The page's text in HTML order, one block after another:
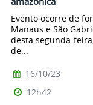
Evento ocorre de
Manaus e São
desta segunda-
de...
16/10/23
12h42